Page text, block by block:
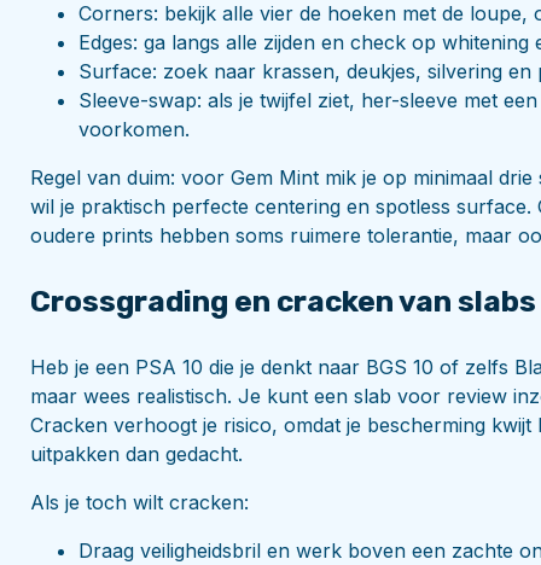
Corners: bekijk alle vier de hoeken met de loupe,
Edges: ga langs alle zijden en check op whitening
Surface: zoek naar krassen, deukjes, silvering
Sleeve-swap: als je twijfel ziet, her-sleeve met
voorkomen.
Regel van duim: voor Gem Mint mik je op minimaal
wil je praktisch perfecte centering en spotless
oudere prints hebben soms ruimere tolerantie, maar
Crossgrading en cracken van slabs
Heb je een PSA 10 die je denkt naar BGS 10 of zelfs
maar wees realistisch. Je kunt een slab voor review
Cracken verhoogt je risico, omdat je bescherming
uitpakken dan gedacht.
Als je toch wilt cracken:
Draag veiligheidsbril en werk boven een zachte